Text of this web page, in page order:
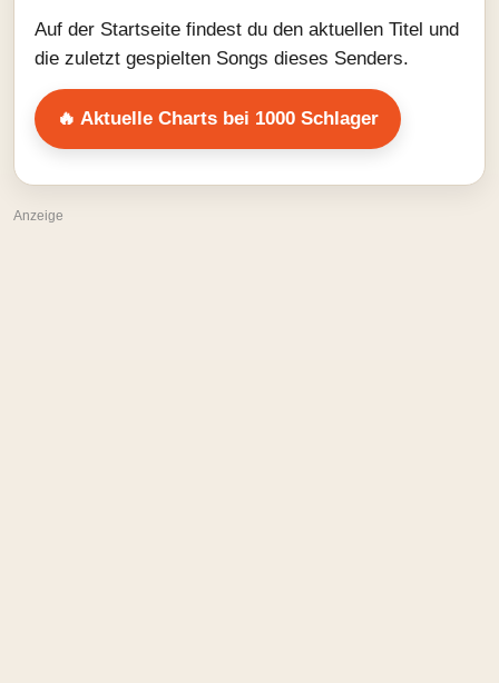
Auf der Startseite findest du den aktuellen Titel und
die zuletzt gespielten Songs dieses Senders.
🔥 Aktuelle Charts bei 1000 Schlager
Anzeige